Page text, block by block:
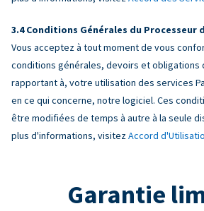
Conditions Générales du Processeur
Vous acceptez à tout moment de vous
conditions générales, devoirs et obligations
rapportant à, votre utilisation des services
en ce qui concerne, notre logiciel. Ces
être modifiées de temps à autre à la seule
plus d'informations, visitez Accord
Garantie